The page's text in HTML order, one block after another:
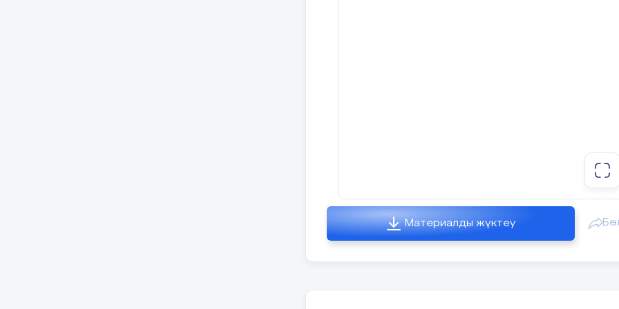
басы
10 мин
Оқушылармен сәлемдесу, сабаққа
тексеру.
Сыныпта психологиялық
ояту:
Материалды жүктеу